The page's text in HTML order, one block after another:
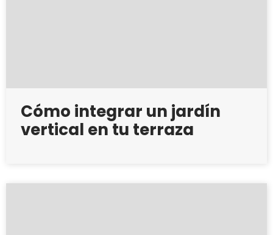
Cómo integrar un jardín
vertical en tu terraza